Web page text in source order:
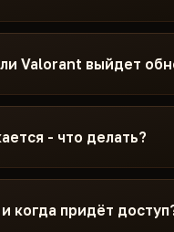
поможем.
на актуальном патче
карточке - Undetected
Valorant выйдет
течение суток после
- дни не сгорают. Когда
- что делать?
с описанием ошибки.
режим загрузки,
когда придёт